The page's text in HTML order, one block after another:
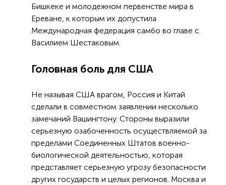
Бишкеке и молодежном первенстве мира в
Ереване, к которым их допустила
Международная федерация самбо во главе с
Василием Шестаковым.
Головная боль для США
Не называя США врагом, Россия и Китай
сделали в совместном заявлении несколько
замечаний Вашингтону. Стороны выразили
серьезную озабоченность осуществляемой за
пределами Соединенных Штатов военно-
биологической деятельностью, которая
представляет серьезную угрозу безопасности
других государств и целых регионов. Москва и